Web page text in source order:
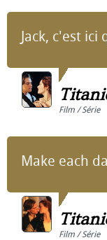
Jack, c'est
Film / Série
Make each
Film / Série